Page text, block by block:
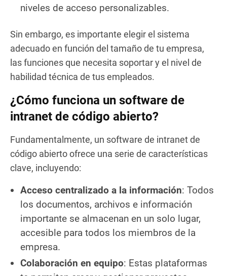
niveles de acceso personalizables.
Sin embargo, es importante elegir el sistema
adecuado en función del tamaño de tu empresa,
las funciones que necesita soportar y el nivel de
habilidad técnica de tus empleados.
¿Cómo funciona un software de
intranet de código abierto?
Fundamentalmente, un software de intranet de
código abierto ofrece una serie de características
clave, incluyendo:
Acceso centralizado a la información: Todos
los documentos, archivos e información
importante se almacenan en un solo lugar,
accesible para todos los miembros de la
empresa.
Colaboración en equipo: Estas plataformas